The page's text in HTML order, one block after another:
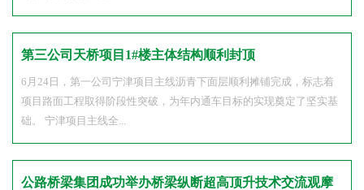
第三公司天桥项目1#楼主体结构顺利封顶
6月24日，第一公司宁津项目主线沥青下面层顺利摊铺完成，标志着
项目路面工程取得阶段性突破，为年内通车目标的实现奠定了坚实基
础。 宁津项目主线全...
公路桥梁集团成功举办桥梁纵断超高顶升技术交流观摩